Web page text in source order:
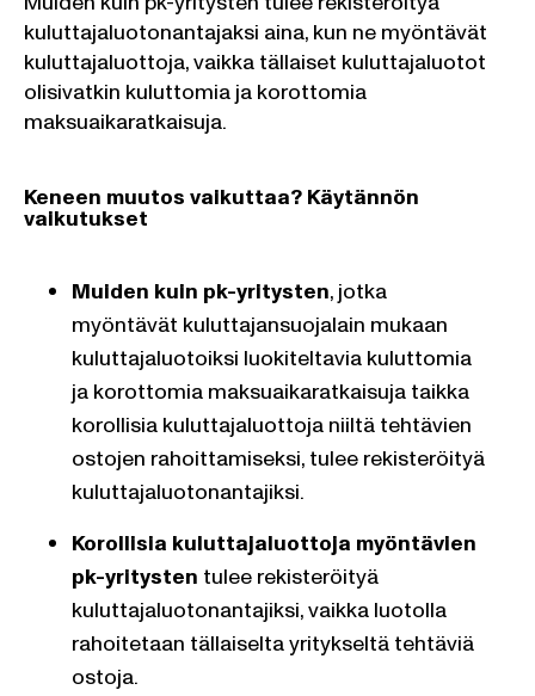
kuluttajaluotonantajaksi aina, kun ne myöntävät
kuluttajaluottoja, vaikka tällaiset kuluttajaluotot
olisivatkin kuluttomia ja korottomia
maksuaikaratkaisuja.
Keneen muutos vaikuttaa? Käytännön
vaikutukset
Muiden kuin pk-yritysten, jotka
myöntävät kuluttajansuojalain mukaan
kuluttajaluotoiksi luokiteltavia kuluttomia
ja korottomia maksuaikaratkaisuja taikka
korollisia kuluttajaluottoja niiltä tehtävien
ostojen rahoittamiseksi, tulee rekisteröityä
kuluttajaluotonantajiksi.
Korollisia kuluttajaluottoja myöntävien
pk-yritysten tulee rekisteröityä
kuluttajaluotonantajiksi, vaikka luotolla
rahoitetaan tällaiselta yritykseltä tehtäviä
ostoja.